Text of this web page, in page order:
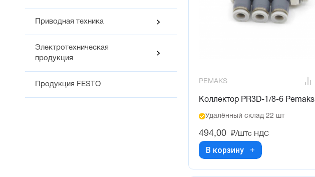
Приводная техника
Электротехническая
продукция
Продукция FESTO PEMAKS
Коллектор PR3D-1/8-6 Pemaks
Удалённый склад 22 шт
494,00 ₽/штс НДС
В корзину